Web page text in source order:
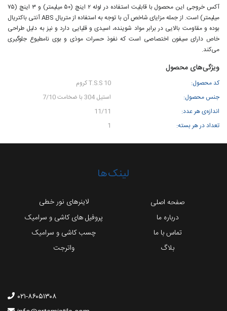
آکس خروجی این محصول با قابلیت استفاده در لوله ۲ اینچ (۵۰ میلیمتر) و ۳ اینچ (۷۵
میلیمتر) است. از جمله مزایای شاخص آن با توجه به استفاده از متریال ABS آنتی باکتریال
بوده و مقاومت بالایی در برابر مواد شوینده، اسیدی و قلیایی دارد و نیز به دلیل طراحی
خاص دارای سیفون اختصاصی است که نفوذ حسرات موذی و بوی نامطیوع جلوگیری
می‌کند.
ویژگی‌های محصول
کد محصول:
T.S.S 10 کروم
جنس محصول:
استیل 304 با ضخامت 7/10
اندازه‌ی هر عدد:
11/11
تعداد در هر بسته:
1
لینک‌ها
صفحه اصلی
لاینرهای نور خطی
درباره ما
پروفیل های کاشی و سرامیک
تماس با ما
چسب کاشی و سرامیک
بلاگ
واترجت
۰۲۱-۸۶۰۵۱۳۰۸